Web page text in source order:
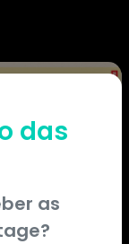
das
as
?